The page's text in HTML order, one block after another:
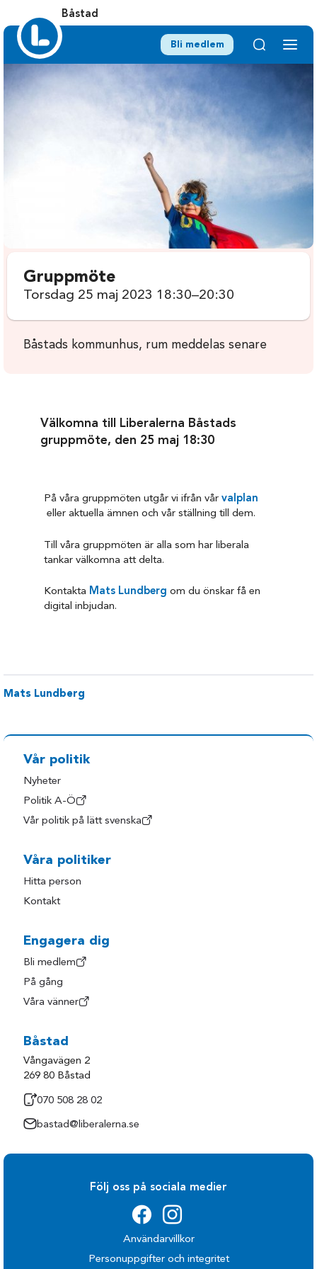
Båstad
Bli medlem
Gruppmöte
Torsdag 25 maj 2023 18:30–20:30
Båstads kommunhus, rum meddelas senare
Välkomna till Liberalerna Båstads
gruppmöte, den 25 maj 18:30
På våra gruppmöten utgår vi ifrån vår valplan
eller aktuella ämnen och vår ställning till dem.
Till våra gruppmöten är alla som har liberala
tankar välkomna att delta.
Kontakta Mats Lundberg om du önskar få en
digital inbjudan.
Mats Lundberg
Vår politik
Nyheter
Politik A-Ö
Vår politik på lätt svenska
Våra politiker
Hitta person
Kontakt
Engagera dig
Bli medlem
På gång
Våra vänner
Båstad
Vångavägen 2
269 80 Båstad
070 508 28 02
bastad@liberalerna.se
Följ oss på sociala medier
Användarvillkor
Personuppgifter och integritet